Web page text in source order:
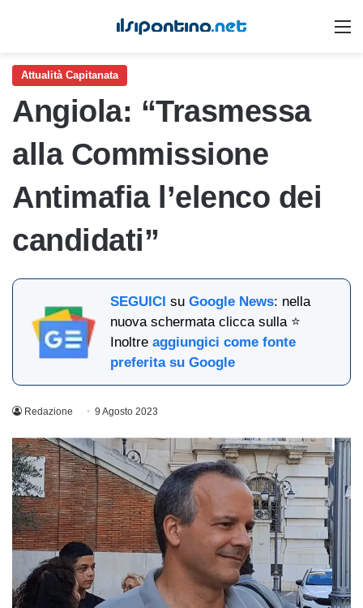
Attualità Capitanata
Angiola: “Trasmessa
alla Commissione
Antimafia l’elenco dei
candidati”
SEGUICI suGoogle News: nella
nuova schermata clicca sulla ⭐
Inoltreaggiungici come fonte
preferita su Google
Redazione 9 Agosto 2023